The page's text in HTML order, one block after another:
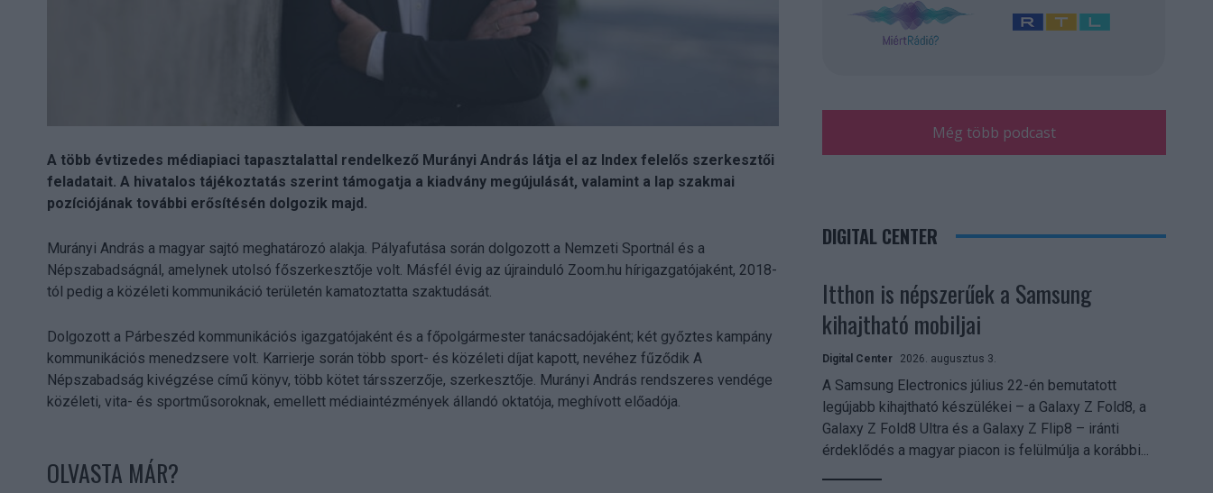
A több évtizedes médiapiaci tapasztalattal rendelkező Murányi András látja el az Index felelős szerkesztői
feladatait. A hivatalos tájékoztatás szerint támogatja a kiadvány megújulását, valamint a lap szakmai
pozíciójának további erősítésén dolgozik majd.
Murányi András a magyar sajtó meghatározó alakja. Pályafutása során dolgozott a Nemzeti Sportnál és a
Népszabadságnál, amelynek utolsó főszerkesztője volt. Másfél évig az újrainduló Zoom.hu hírigazgatójaként, 2018-
tól pedig a közéleti kommunikáció területén kamatoztatta szaktudását.
Dolgozott a Párbeszéd kommunikációs igazgatójaként és a főpolgármester tanácsadójaként; két győztes kampány
kommunikációs menedzsere volt. Karrierje során több sport- és közéleti díjat kapott, nevéhez fűződik A
Népszabadság kivégzése című könyv, több kötet társszerzője, szerkesztője. Murányi András rendszeres vendége
közéleti, vita- és sportműsoroknak, emellett médiaintézmények állandó oktatója, meghívott előadója.
OLVASTA MÁR?
Még több podcast
DIGITAL CENTER
Itthon is népszerűek a Samsung
kihajtható mobiljai
Digital Center 2026. augusztus 3.
A Samsung Electronics július 22-én bemutatott
legújabb kihajtható készülékei – a Galaxy Z Fold8, a
Galaxy Z Fold8 Ultra és a Galaxy Z Flip8 – iránti
érdeklődés a magyar piacon is felülmúlja a korábbi...